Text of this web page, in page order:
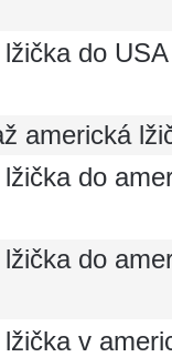
do
americká
do
do
v